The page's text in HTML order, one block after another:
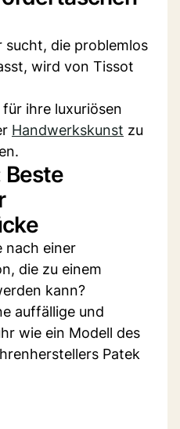
sucht, die problemlos
wird von Tissot
ihre luxuriösen
Handwerkskunst zu
Beste
nach einer
die zu einem
kann?
auffällige und
wie ein Modell des
Patek